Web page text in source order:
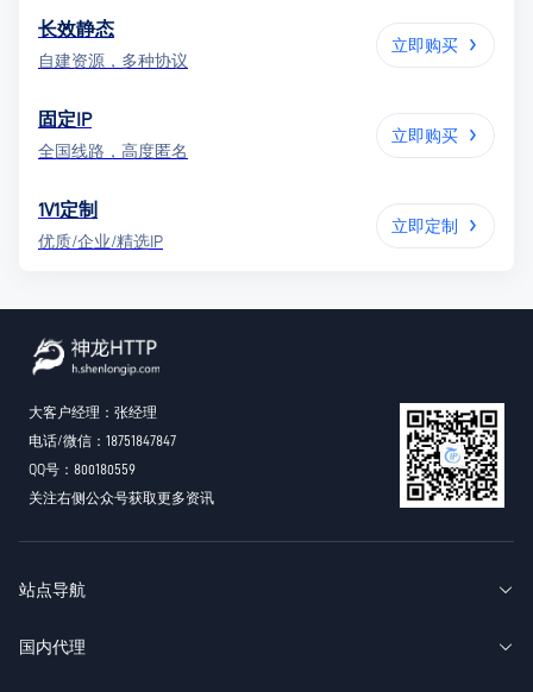
长效静态
自建资源，多种协议
立即购买
固定IP
全国线路，高度匿名
立即购买
1V1定制
优质/企业/精选IP
立即定制
大客户经理：张经理
电话/微信：18751847847
QQ号：800180559
关注右侧公众号获取更多资讯
站点导航
国内代理